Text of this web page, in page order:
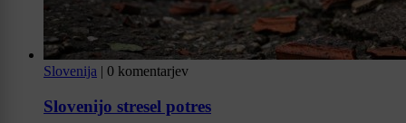
Slovenija | 0 komentarjev
Slovenijo stresel potres